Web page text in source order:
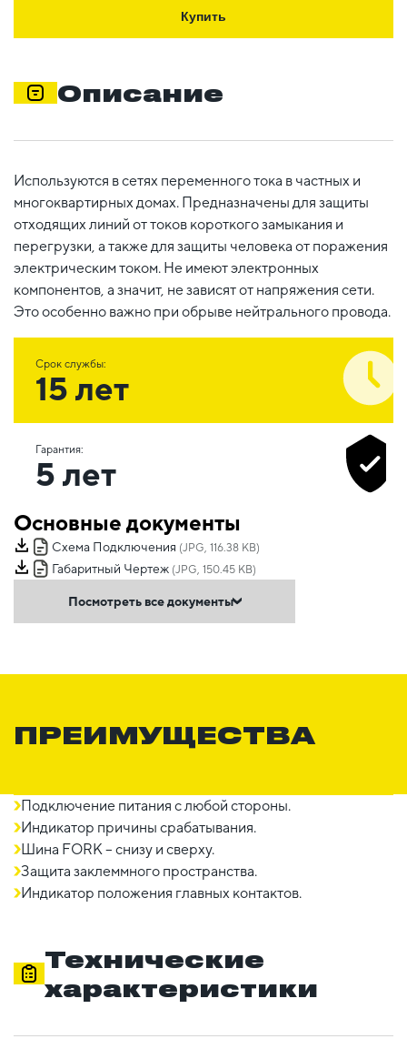
Купить
Описание
Используются в сетях переменного тока в частных и
многоквартирных домах. Предназначены для защиты
отходящих линий от токов короткого замыкания и
перегрузки, а также для защиты человека от поражения
электрическим током. Не имеют электронных
компонентов, а значит, не зависят от напряжения сети.
Это особенно важно при обрыве нейтрального провода.
Срок службы:
15 лет
Гарантия:
5 лет
Основные документы
Схема Подключения (JPG, 116.38 KB)
Габаритный Чертеж (JPG, 150.45 KB)
Посмотреть все документы
ПРЕИМУЩЕСТВА
Подключение питания с любой стороны.
Индикатор причины срабатывания.
Шина FORK – снизу и сверху.
Защита заклеммного пространства.
Индикатор положения главных контактов.
Технические
характеристики